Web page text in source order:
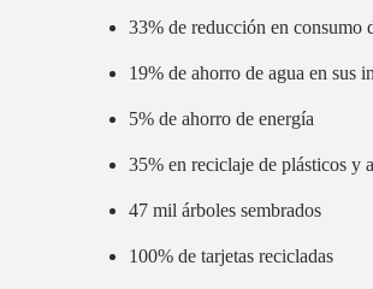
33% de reducción en consumo
19% de ahorro de agua en sus
5% de ahorro de energía
35% en reciclaje de plásticos y
47 mil árboles sembrados
100% de tarjetas recicladas